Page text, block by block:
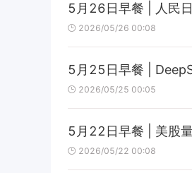
5月26日早餐 | 人民
2026/05/26 00:08
5月25日早餐 |
2026/05/25 00:05
5月22日早餐 | 美股
2026/05/22 00:08